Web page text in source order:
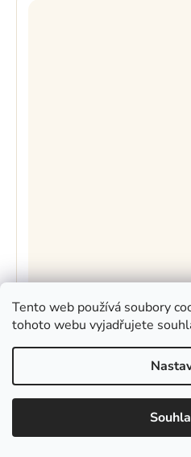
Tento web používá soubory
tohoto webu vyjadřujete
Mýdlo Kozí louka
Skladem(5 ks)
162 Kč
Mýdlo Kozí louka vás svým